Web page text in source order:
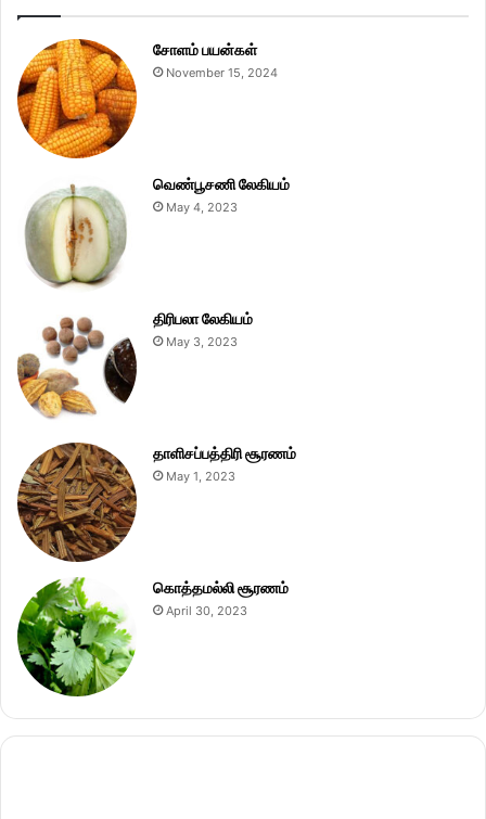
சோளம் பயன்கள்
November 15, 2024
வெண்பூசணி லேகியம்
May 4, 2023
திரிபலா லேகியம்
May 3, 2023
தாளிசப்பத்திரி சூரணம்
May 1, 2023
கொத்தமல்லி சூரணம்
April 30, 2023